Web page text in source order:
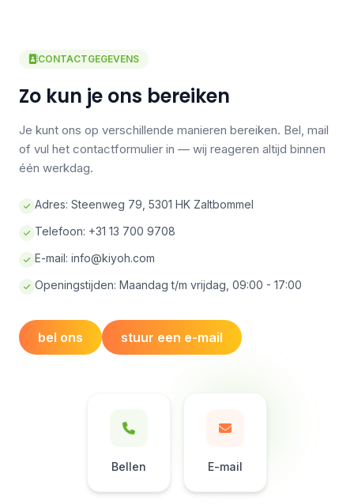
CONTACTGEGEVENS
Zo kun je ons bereiken
Je kunt ons op verschillende manieren bereiken. Bel, mail
of vul het contactformulier in — wij reageren altijd binnen
één werkdag.
Adres: Steenweg 79, 5301 HK Zaltbommel
Telefoon: +31 13 700 9708
E-mail: info@kiyoh.com
Openingstijden: Maandag t/m vrijdag, 09:00 - 17:00
bel ons stuur een e-mail
Bellen E-mail